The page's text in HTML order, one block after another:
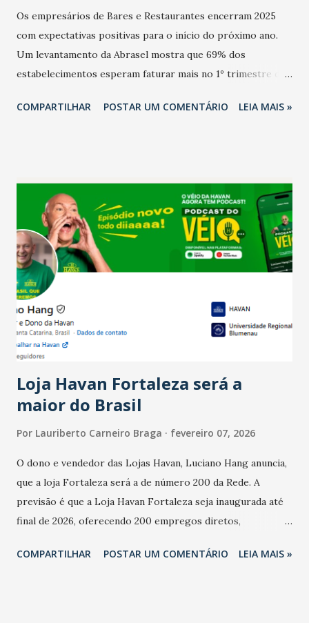
Os empresários de Bares e Restaurantes encerram 2025
com expectativas positivas para o início do próximo ano.
Um levantamento da Abrasel mostra que 69% dos
estabelecimentos esperam faturar mais no 1º trimestre de
relação ao último trimestre deste ano, 56% também
confraternizações de fim de ano e pelo pagamento do 13º
Salário para um número maior de trabalhadores, já que o
país tem a menor taxa de desemprego dos anos recentes.
Ainda segundo a Pesquisa, em novembro de 2025, 40% dos
bares e restaurantes operaram com lucro e outros 40%
registraram equilíbrio financeiro. Já o percentual de
estabelecimentos no prejuízo ficou em 19%, pouco abaixo
do observado no mês anterior. Outros 1% não existiam em
novembro. Em relação a outubro, o faturamento também
cresceu. De acordo com a pesquisa, 44% dos n...
COMPARTILHAR POSTAR UM COMENTÁRIO LEIA MAIS »
Loja Havan Fortaleza será a
maior do Brasil
Por Lauriberto Carneiro Braga fevereiro 07, 2026
O dono e vendedor das Lojas Havan, Luciano Hang anuncia,
que a loja Fortaleza será a de número 200 da Rede. A
previsão é que a Loja Havan Fortaleza seja inaugurada até
final de 2026, oferecendo 200 empregos diretos,
Havan Fortaleza ainda não foi anunciada oficialmente, mas
COMPARTILHAR POSTAR UM COMENTÁRIO LEIA MAIS »